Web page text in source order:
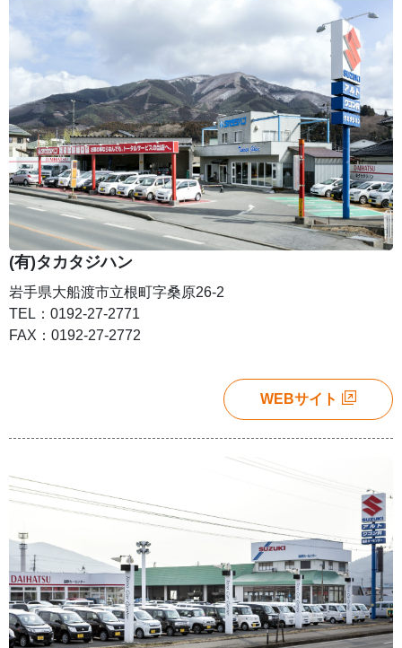
(有)タカタジハン
岩手県大船渡市立根町字桑原26-2
TEL：0192-27-2771
FAX：0192-27-2772
WEBサイト